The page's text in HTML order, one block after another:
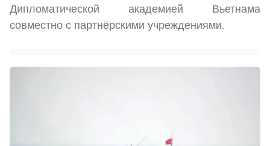
Дипломатической академией Вьетнама
совместно с партнёрскими учреждениями.